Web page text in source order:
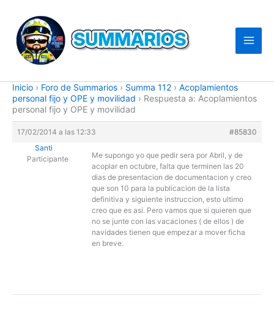
contenido
Inicio › Foro de Summarios › Summa 112 › Acoplamientos
personal fijo y OPE y movilidad › Respuesta a: Acoplamientos
personal fijo y OPE y movilidad
17/02/2014 a las 12:33
#85830
Santi
Participante
Me supongo yo que pedir sera por Abril, y de
acoplar en octubre, falta que terminen las 20
dias de presentacion de documentacion y creo
que son 10 para la publicacion de la lista
definitiva y siguiente instruccion, esto ultimo
creo que es asi. Pero vamos que si quieren que
no se junte con las vacaciones ( de ellos ) de
navidades tienen que empezar a mover ficha
en breve.